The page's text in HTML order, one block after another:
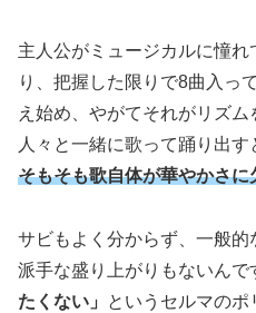
主人公がミュージカルに憧
り、把握した限りで8曲入っ
え始め、やがてそれがリズ
人々と一緒に歌って踊り出す
そもそも歌自体が華やかさに
サビもよく分からず、一般
派手な盛り上がりもないんで
たくない」
というセルマの